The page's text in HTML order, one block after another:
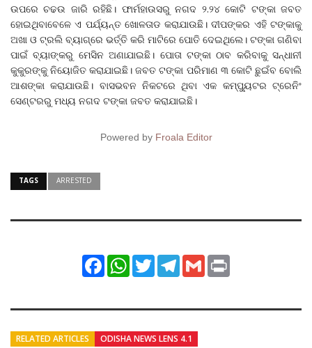
ଉପରେ ଚଢଉ ଜାରି ରହିଛି। ଫାର୍ମହାଉସରୁ ନଗଦ ୨.୨୪ କୋଟି ଟଙ୍କା ଜବତ
ହୋଇଥିବାବେଳେ ଏ ପର୍ଯ୍ୟନ୍ତ ଖୋଳତାଡ କରାଯାଉଛି। ଦୀପଙ୍କର ଏହି ଟଙ୍କାକୁ
ଅଖା ଓ ଟ୍ରଲି ବ୍ୟାଗ୍‌ରେ ଭର୍ତ୍ତି କରି ମାଟିରେ ପୋତି ଦେଇଥିଲେ। ଟଙ୍କା ଗଣିବା
ପାଇଁ ବ୍ୟାଙ୍କରୁ ମେସିନ ଅଣାଯାଇଛି। ପୋତା ଟଙ୍କା ଠାବ କରିବାକୁ ସନ୍ଧାନୀ
କୁକୁରଙ୍କୁ ନିୟୋଜିତ କରାଯାଇଛି। ଜବତ ଟଙ୍କା ପରିମାଣ ୩ କୋଟି ଛୁଇଁବ ବୋଲି
ଆଶଙ୍କା କରାଯାଉଛି। ବାସଭବନ ନିକଟରେ ଥିବା ଏକ କମ୍ପ୍ୟୁଟର ଟ୍ରେନିଂ
ସେଣ୍ଟରରୁ ମଧ୍ୟ ନଗଦ ଟଙ୍କା ଜବତ କରାଯାଇଛି।
Powered by Froala Editor
TAGS ARRESTED
FacebookWhatsApp
TwitterTelegram
Gmail
RELATED ARTICLES ODISHA NEWS LENS 4.1